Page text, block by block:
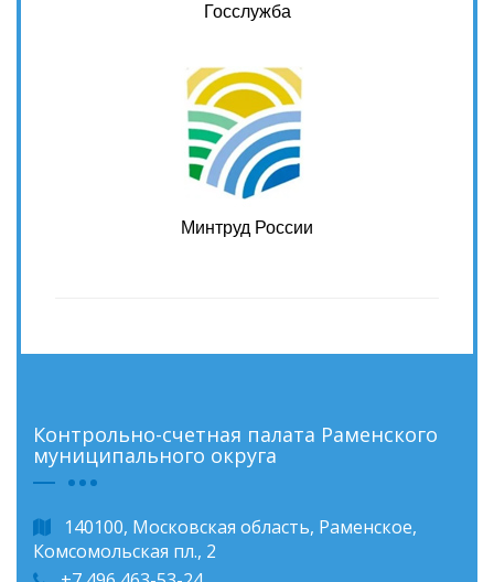
Госслужба
Минтруд России
Контрольно-счетная палата Раменского
муниципального округа
140100, Московская область, Раменское,
Комсомольская пл., 2